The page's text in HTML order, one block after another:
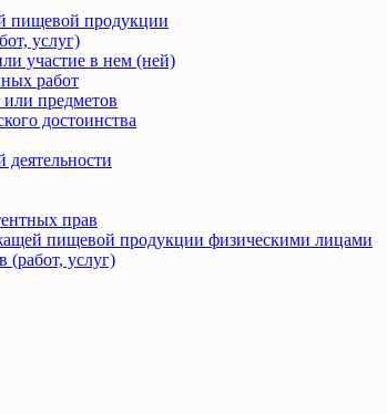
пищевой продукции
услуг)
участие в нем (ней)
работ
предметов
достоинства
деятельности
прав
пищевой продукции физическими лицами
(работ, услуг)